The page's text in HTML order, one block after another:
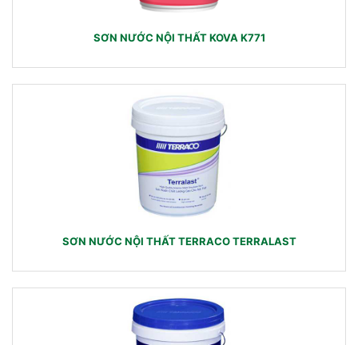
SƠN NƯỚC NỘI THẤT KOVA K771
SƠN NƯỚC NỘI THẤT TERRACO TERRALAST